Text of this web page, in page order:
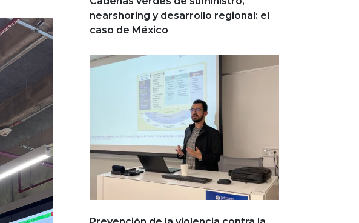
nearshoring y desarrollo regional: el
caso de México